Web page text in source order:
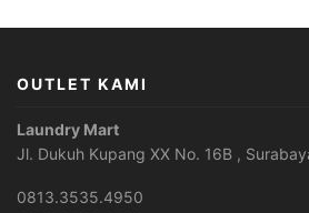
OUTLET KAMI
Laundry Mart
Jl. Dukuh Kupang XX No. 16B ,
0813.3535.4950